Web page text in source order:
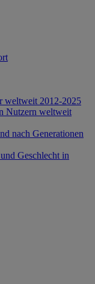
weltweit 2012-2025
Nutzern weltweit
nach Generationen
Geschlecht in